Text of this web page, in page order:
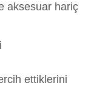
aksesuar hariç
ettiklerini